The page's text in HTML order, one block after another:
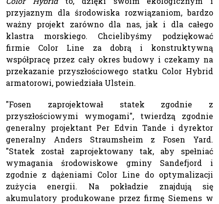
przyjaznym dla środowiska rozwiązaniom, bardzo
ważny projekt zarówno dla nas, jak i dla całego
klastra morskiego. Chcielibyśmy podziękować
firmie Color Line za dobrą i konstruktywną
współpracę przez cały okres budowy i czekamy na
przekazanie przyszłościowego statku Color Hybrid
armatorowi, powiedziała Ulstein.
"Fosen zaprojektował statek zgodnie z
przyszłościowymi wymogami", twierdzą zgodnie
generalny projektant Per Edvin Tande i dyrektor
generalny Anders Straumsheim z Fosen Yard.
"Statek został zaprojektowany tak, aby spełniać
wymagania środowiskowe gminy Sandefjord i
zgodnie z dążeniami Color Line do optymalizacji
zużycia energii. Na pokładzie znajdują się
akumulatory produkowane przez firmę Siemens w